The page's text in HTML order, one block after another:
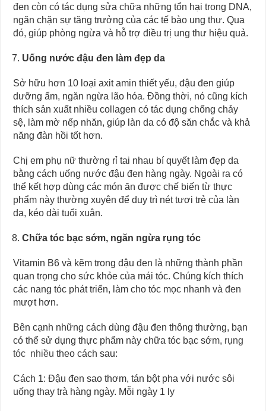
đen còn có tác dụng sửa chữa những tổn hại trong DNA,
ngăn chặn sự tăng trưởng của các tế bào ung thư. Qua
đó, giúp phòng ngừa và hỗ trợ điều trị ung thư hiệu quả.
Uống nước đậu đen làm đẹp da
Sở hữu hơn 10 loại axit amin thiết yếu, đậu đen giúp
dưỡng ẩm, ngăn ngừa lão hóa. Đồng thời, nó cũng kích
thích sản xuất nhiều collagen có tác dụng chống chảy
sệ, làm mờ nếp nhăn, giúp làn da có độ săn chắc và khả
năng đàn hồi tốt hơn.
Chị em phụ nữ thường rỉ tai nhau bí quyết làm đẹp da
bằng cách uống nước đậu đen hàng ngày. Ngoài ra có
thể kết hợp dùng các món ăn được chế biến từ thực
phẩm này thường xuyên để duy trì nét tươi trẻ của làn
da, kéo dài tuổi xuân.
Chữa tóc bạc sớm, ngăn ngừa rụng tóc
Vitamin B6 và kẽm trong đậu đen là những thành phần
quan trọng cho sức khỏe của mái tóc. Chúng kích thích
các nang tóc phát triển, làm cho tóc mọc nhanh và đen
mượt hơn.
Bên cạnh những cách dùng đậu đen thông thường, bạn
có thể sử dụng thực phẩm này chữa tóc bạc sớm, rụng
tóc nhiều theo cách sau:
Cách 1: Đậu đen sao thơm, tán bột pha với nước sôi
uống thay trà hàng ngày. Mỗi ngày 1 ly